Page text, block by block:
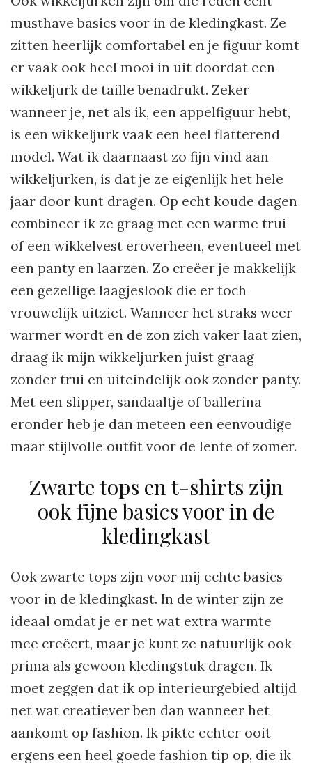
musthave basics voor in de kledingkast. Ze
zitten heerlijk comfortabel en je figuur komt
er vaak ook heel mooi in uit doordat een
wikkeljurk de taille benadrukt. Zeker
wanneer je, net als ik, een appelfiguur hebt,
is een wikkeljurk vaak een heel flatterend
model. Wat ik daarnaast zo fijn vind aan
wikkeljurken, is dat je ze eigenlijk het hele
jaar door kunt dragen. Op echt koude dagen
combineer ik ze graag met een warme trui
of een wikkelvest eroverheen, eventueel met
een panty en laarzen. Zo creëer je makkelijk
een gezellige laagjeslook die er toch
vrouwelijk uitziet. Wanneer het straks weer
warmer wordt en de zon zich vaker laat zien,
draag ik mijn wikkeljurken juist graag
zonder trui en uiteindelijk ook zonder panty.
Met een slipper, sandaaltje of ballerina
eronder heb je dan meteen een eenvoudige
maar stijlvolle outfit voor de lente of zomer.
Zwarte tops en t-shirts zijn
ook fijne basics voor in de
kledingkast
Ook zwarte tops zijn voor mij echte basics
voor in de kledingkast. In de winter zijn ze
ideaal omdat je er net wat extra warmte
mee creëert, maar je kunt ze natuurlijk ook
prima als gewoon kledingstuk dragen. Ik
moet zeggen dat ik op interieurgebied altijd
net wat creatiever ben dan wanneer het
aankomt op fashion. Ik pikte echter ooit
ergens een heel goede fashion tip op, die ik